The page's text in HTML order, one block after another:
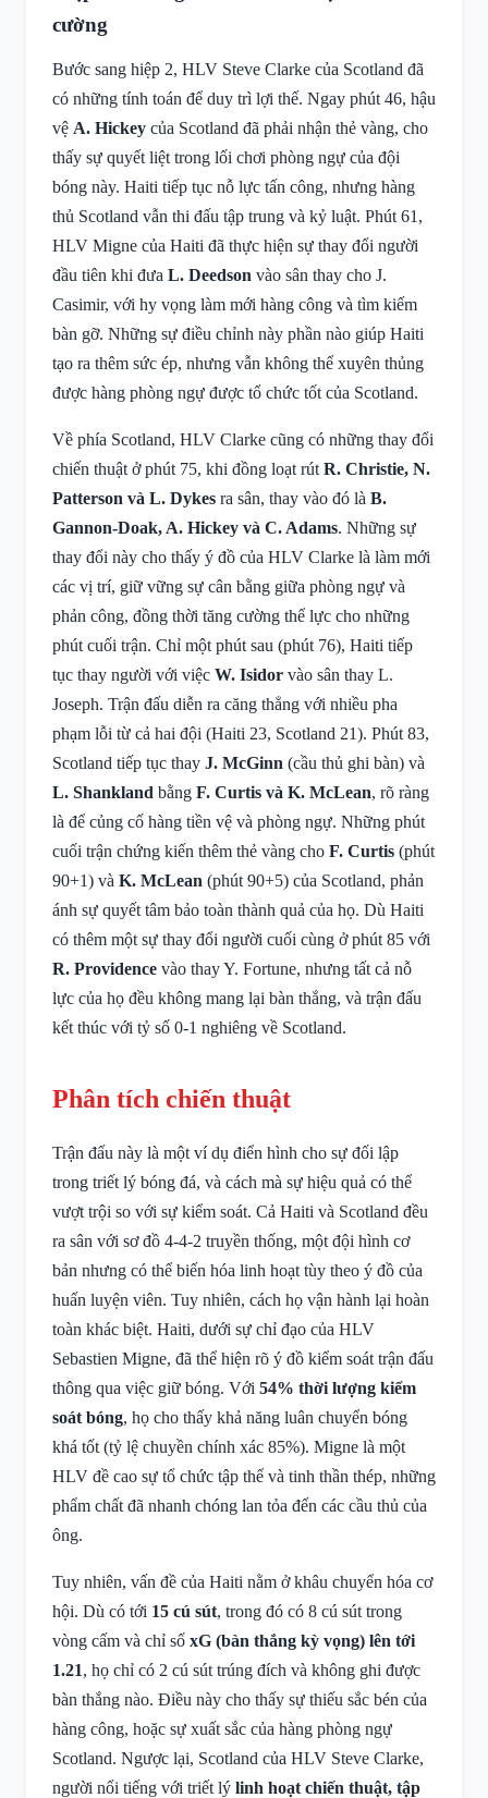
cường
Bước sang hiệp 2, HLV Steve Clarke của Scotland đã
có những tính toán để duy trì lợi thế. Ngay phút 46, hậu
vệ A. Hickey của Scotland đã phải nhận thẻ vàng, cho
thấy sự quyết liệt trong lối chơi phòng ngự của đội
bóng này. Haiti tiếp tục nỗ lực tấn công, nhưng hàng
thủ Scotland vẫn thi đấu tập trung và kỷ luật. Phút 61,
HLV Migne của Haiti đã thực hiện sự thay đổi người
đầu tiên khi đưa L. Deedson vào sân thay cho J.
Casimir, với hy vọng làm mới hàng công và tìm kiếm
bàn gỡ. Những sự điều chỉnh này phần nào giúp Haiti
tạo ra thêm sức ép, nhưng vẫn không thể xuyên thủng
được hàng phòng ngự được tổ chức tốt của Scotland.
Về phía Scotland, HLV Clarke cũng có những thay đổi
chiến thuật ở phút 75, khi đồng loạt rút R. Christie, N.
Patterson và L. Dykes ra sân, thay vào đó là B.
Gannon-Doak, A. Hickey và C. Adams. Những sự
thay đổi này cho thấy ý đồ của HLV Clarke là làm mới
các vị trí, giữ vững sự cân bằng giữa phòng ngự và
phản công, đồng thời tăng cường thể lực cho những
phút cuối trận. Chỉ một phút sau (phút 76), Haiti tiếp
tục thay người với việc W. Isidor vào sân thay L.
Joseph. Trận đấu diễn ra căng thẳng với nhiều pha
phạm lỗi từ cả hai đội (Haiti 23, Scotland 21). Phút 83,
Scotland tiếp tục thay J. McGinn (cầu thủ ghi bàn) và
L. Shankland bằng F. Curtis và K. McLean, rõ ràng
là để củng cố hàng tiền vệ và phòng ngự. Những phút
cuối trận chứng kiến thêm thẻ vàng cho F. Curtis (phút
90+1) và K. McLean (phút 90+5) của Scotland, phản
ánh sự quyết tâm bảo toàn thành quả của họ. Dù Haiti
có thêm một sự thay đổi người cuối cùng ở phút 85 với
R. Providence vào thay Y. Fortune, nhưng tất cả nỗ
lực của họ đều không mang lại bàn thắng, và trận đấu
kết thúc với tỷ số 0-1 nghiêng về Scotland.
Phân tích chiến thuật
Trận đấu này là một ví dụ điển hình cho sự đối lập
trong triết lý bóng đá, và cách mà sự hiệu quả có thể
vượt trội so với sự kiểm soát. Cả Haiti và Scotland đều
ra sân với sơ đồ 4-4-2 truyền thống, một đội hình cơ
bản nhưng có thể biến hóa linh hoạt tùy theo ý đồ của
huấn luyện viên. Tuy nhiên, cách họ vận hành lại hoàn
toàn khác biệt. Haiti, dưới sự chỉ đạo của HLV
Sebastien Migne, đã thể hiện rõ ý đồ kiểm soát trận đấu
thông qua việc giữ bóng. Với 54% thời lượng kiểm
soát bóng, họ cho thấy khả năng luân chuyển bóng
khá tốt (tỷ lệ chuyền chính xác 85%). Migne là một
HLV đề cao sự tổ chức tập thể và tinh thần thép, những
phẩm chất đã nhanh chóng lan tỏa đến các cầu thủ của
ông.
Tuy nhiên, vấn đề của Haiti nằm ở khâu chuyển hóa cơ
hội. Dù có tới 15 cú sút, trong đó có 8 cú sút trong
vòng cấm và chỉ số xG (bàn thắng kỳ vọng) lên tới
1.21, họ chỉ có 2 cú sút trúng đích và không ghi được
bàn thắng nào. Điều này cho thấy sự thiếu sắc bén của
hàng công, hoặc sự xuất sắc của hàng phòng ngự
Scotland. Ngược lại, Scotland của HLV Steve Clarke,
người nổi tiếng với triết lý linh hoạt chiến thuật, tập